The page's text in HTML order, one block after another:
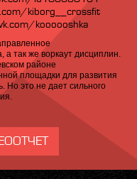
kiborg__crossfit
koooooshka
так же воркаут дисциплин.
районе
площадки для развития
Но это не дает сильного